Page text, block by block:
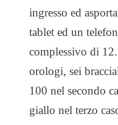
ingresso ed
tablet ed un
complessivo di
orologi, sei
100 nel secondo
giallo nel terzo